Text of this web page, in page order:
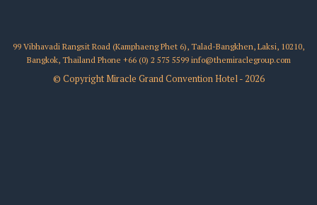
99 Vibhavadi Rangsit Road (Kamphaeng Phet 6), Talad-Bangkhen, Laksi, 10210,
Bangkok, Thailand Phone +66 (0) 2 575 5599 info@themiraclegroup.com
© Copyright Miracle Grand Convention Hotel - 2026